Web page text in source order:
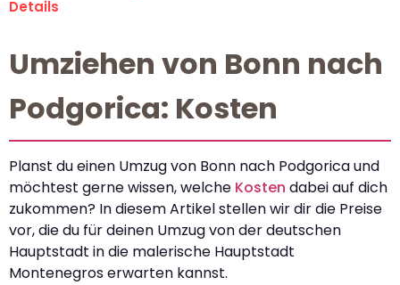
Details
Umziehen von Bonn nach
Podgorica: Kosten
Planst du einen Umzug von Bonn nach Podgorica und
möchtest gerne wissen, welche Kosten dabei auf dich
zukommen? In diesem Artikel stellen wir dir die Preise
vor, die du für deinen Umzug von der deutschen
Hauptstadt in die malerische Hauptstadt
Montenegros erwarten kannst.